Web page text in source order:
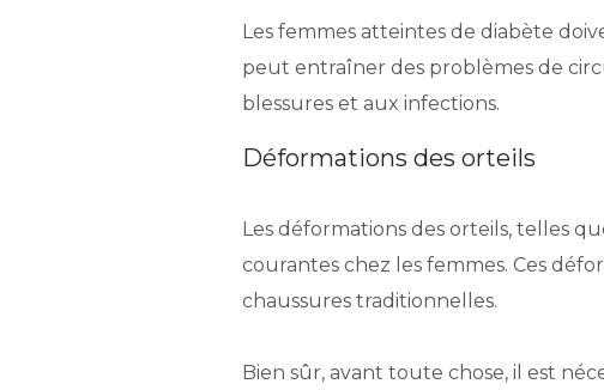
Les femmes atteintes de diabète
peut entraîner des problèmes de
blessures et aux infections.
Déformations des orteils
Les déformations des orteils, telles
courantes chez les femmes. Ces
chaussures traditionnelles.
Bien sûr, avant toute chose, il est